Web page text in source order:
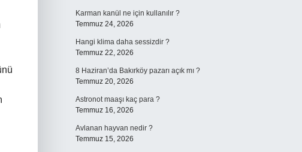
Karman kanül ne için kullanılır ?
Temmuz 24, 2026
Hangi klima daha sessizdir ?
Temmuz 22, 2026
8 Haziran’da Bakırköy pazarı açık mı ?
Temmuz 20, 2026
Astronot maaşı kaç para ?
Temmuz 16, 2026
Avlanan hayvan nedir ?
Temmuz 15, 2026